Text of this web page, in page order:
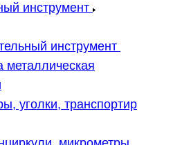
инструмент
инструмент
металлическая
уголки, транспортир